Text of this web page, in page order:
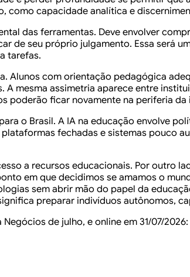
como capacidade analítica e
das ferramentas. Deve envolver
de seu próprio julgamento. Essa será
tarefas.
Alunos com orientação pedagógica
mesma assimetria aparece entre
poderão ficar novamente na periferia da
o Brasil. A IA na educação envolve
fechadas e sistemas pouco
a recursos educacionais. Por outro
em que decidimos se amamos o
sem abrir mão do papel da
preparar indivíduos autônomos,
de julho, e online em 31/07/2026: